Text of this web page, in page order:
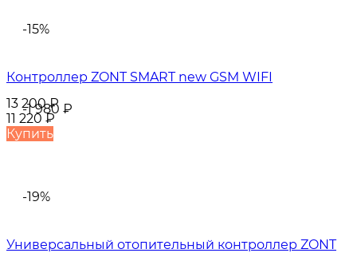
-15%
-1 980 ₽
Контроллер ZONT SMART new GSM WIFI
13 200₽
11 220₽
Купить
-19%
Универсальный отопительный контроллер ZONT